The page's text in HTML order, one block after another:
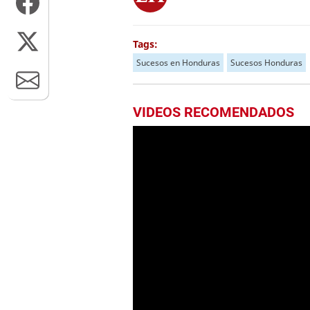
Tags:
Sucesos en Honduras Sucesos Honduras
VIDEOS RECOMENDADOS